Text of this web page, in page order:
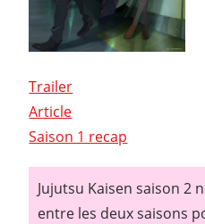
Trailer
Article
Saison 1 recap
Jujutsu Kaisen saison 2
entre les deux saisons